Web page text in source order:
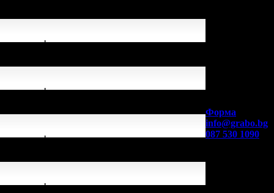
екип!
екип!
екип!
екип!
Форма
info@grabo.bg
087 530 1090